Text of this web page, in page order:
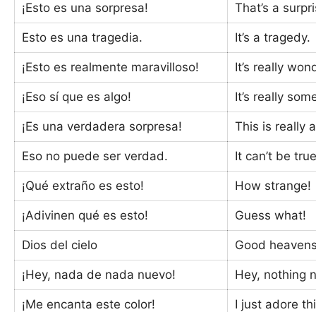
¡Esto es una sorpresa! That’s a
Esto es una tragedia. It’s a tragedy.
¡Esto es realmente maravilloso! It’s really
¡Eso sí que es algo! It’s really
¡Es una verdadera sorpresa! This is really
Eso no puede ser verdad. It can’t be
¡Qué extraño es esto! How strange!
¡Adivinen qué es esto! Guess what!
Dios del cielo Good
¡Hey, nada de nada nuevo! Hey, nothing
¡Me encanta este color! I just adore